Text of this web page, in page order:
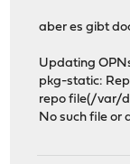
aber es gibt
Updating
pkg-static:
repo file(/var/
No such file or